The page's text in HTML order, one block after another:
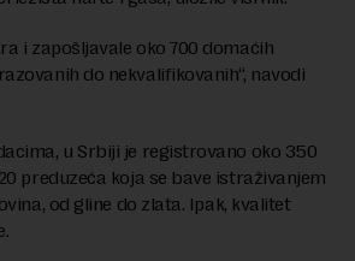
i zapošljavale oko 700 domaćih
do nekvalifikovanih“, navodi
u Srbiji je registrovano oko 350
preduzeća koja se bave istraživanjem
od gline do zlata. Ipak, kvalitet